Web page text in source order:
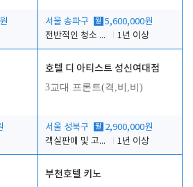
서울 송파구 월 5,600,000원
전반적인 청소 업무(객실청소.객실정리)
1년 이상
호텔 디 아티스트 성신여대점
3교대 프론트(격,비,비)
서울 성북구 월 2,900,000원
객실판매 및 고객응대
1년 이상
부천호텔 키노